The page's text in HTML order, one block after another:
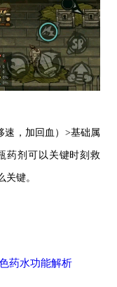
速，加回血）>基础属
药剂可以关键时刻救
键。
药水功能解析